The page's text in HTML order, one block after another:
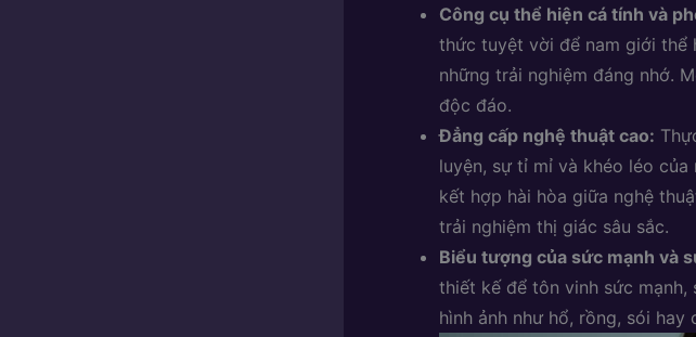
Công cụ thể hiện cá tính và
thức tuyệt vời để nam giới thể
những trải nghiệm đáng nhớ.
độc đáo.
Đẳng cấp nghệ thuật cao:
luyện, sự tỉ mỉ và khéo léo
kết hợp hài hòa giữa nghệ
trải nghiệm thị giác sâu sắc.
Biểu tượng của sức mạnh và
thiết kế để tôn vinh sức mạnh,
hình ảnh như hổ, rồng, sói hay